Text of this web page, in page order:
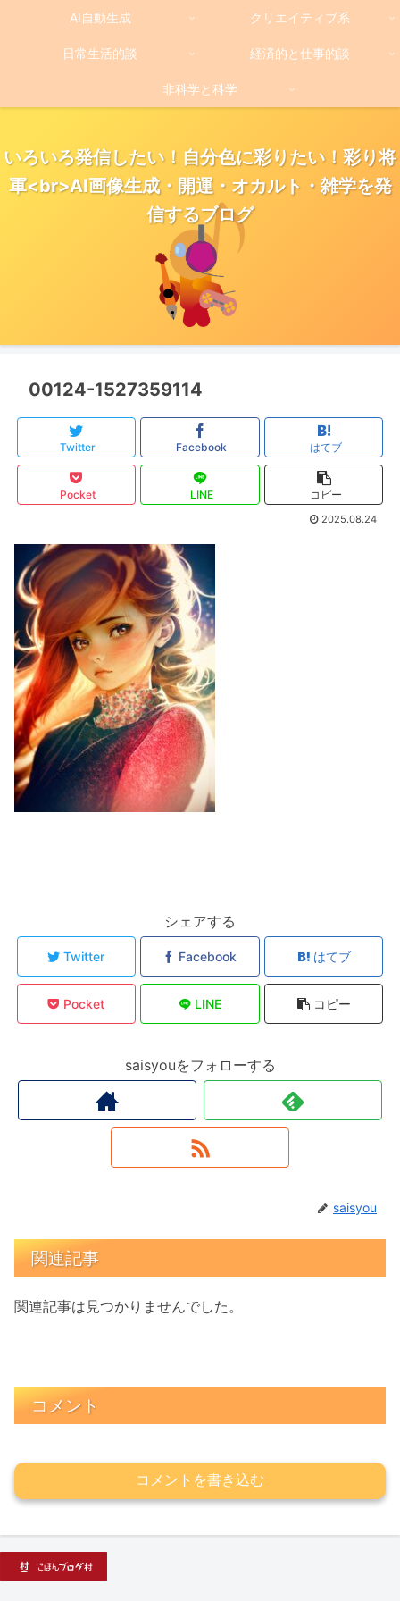
いろいろ発信したい！自分色に彩りたい！彩り将
軍<br>AI画像生成・開運・オカルト・雑学を発
信するブログ
AI自動生成 クリエイティブ系
日常生活的談 経済的と仕事的談
非科学と科学
00124-1527359114
Twitter Facebook はてブ
Pocket LINE コピー
2025.08.24
シェアする
Twitter Facebook はてブ
Pocket LINE コピー
saisyouをフォローする
saisyou
関連記事
関連記事は見つかりませんでした。
コメント
コメントを書き込む